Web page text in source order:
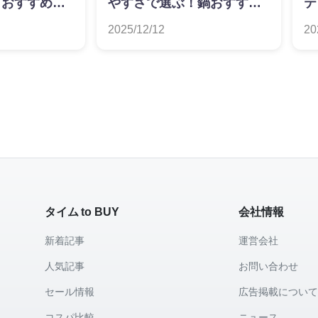
すすめラ
やすさで選ぶ！鍋おすすめ
2025/12/12
タイム to BUY
新着記事
人気記事
セール情報
会社情報
運営会社
お問い合わせ
広告掲載について